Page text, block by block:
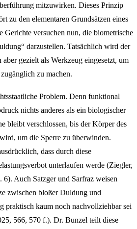
mitzuwirken. Dieses Prinzip
zu den elementaren Grundsätzen eines
Gerichte versuchen nun, die biometrische
darzustellen. Tatsächlich wird der
gezielt als Werkzeug eingesetzt, um
zu machen.
Problem. Denn funktional
nichts anderes als ein biologischer
bleibt verschlossen, bis der Körper des
um die Sperre zu überwinden.
dass durch diese
unterlaufen werde (Ziegler,
Auch Satzger und Sarfraz weisen
zwischen bloßer Duldung und
praktisch kaum noch nachvollziehbar sei
566, 570 f.). Dr. Bunzel teilt diese